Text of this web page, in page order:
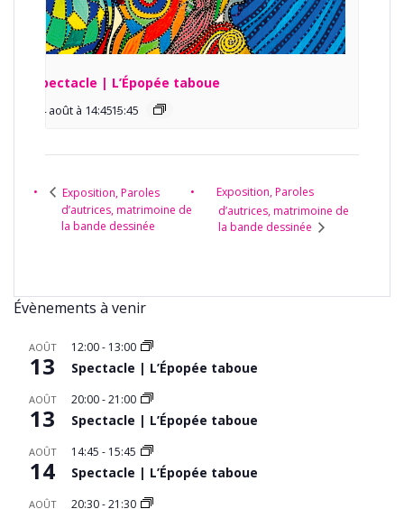
Spectacle | L’Épopée taboue
14 août à 14:45 -
15:45
Exposition, Paroles
d’autrices, matrimoine de
la bande dessinée
Exposition, Paroles
d’autrices, matrimoine de
la bande dessinée
Évènements à venir
AOÛT
13
12:00- 13:00
Spectacle | L’Épopée taboue
AOÛT
13
20:00-21:00
Spectacle | L’Épopée taboue
AOÛT
14
14:45 - 15:45
Spectacle | L’Épopée taboue
AOÛT 20:30-21:30